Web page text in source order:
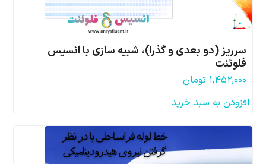
سرریز (دو بعدی و گذرا)، شبیه سازی با انسیس
فلوئنت
۱,۴۵۲,۰۰۰ تومان
افزودن به سبد خرید